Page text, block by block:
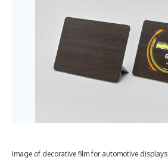
Image of decorative film for automotive displays